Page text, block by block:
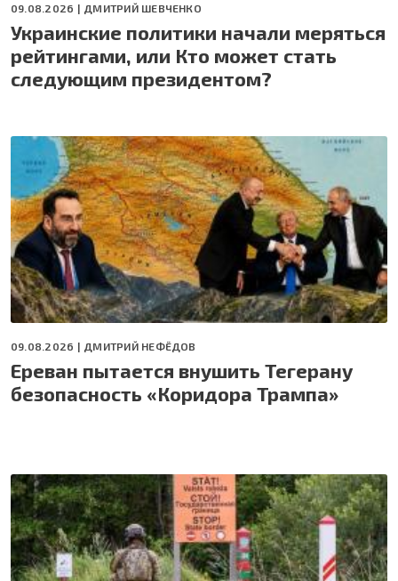
09.08.2026 | ДМИТРИЙ ШЕВЧЕНКО
Украинские политики начали меряться
рейтингами, или Кто может стать
следующим президентом?
09.08.2026 | ДМИТРИЙ НЕФЁДОВ
Ереван пытается внушить Тегерану
безопасность «Коридора Трампа»